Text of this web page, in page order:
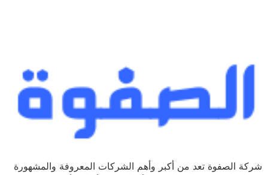
شركة الصفوة تعد من أكبر وأهم الشركات المعروفة والمشهورة